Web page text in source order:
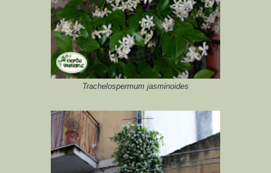
Trachelospermum jasminoides